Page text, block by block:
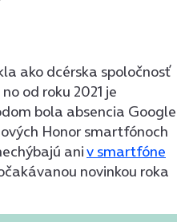
ako dcérska spoločnosť
od roku 2021 je
bola absencia Google
Honor smartfónoch
aniv smartfóne
novinkou roka